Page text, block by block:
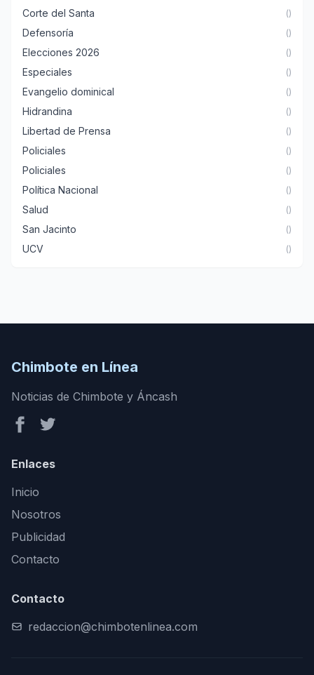
Corte del Santa ()
Defensoría ()
Elecciones 2026 ()
Especiales ()
Evangelio dominical ()
Hidrandina ()
Libertad de Prensa ()
Policiales ()
Policiales ()
Política Nacional ()
Salud ()
San Jacinto ()
UCV ()
Chimbote en Línea
Noticias de Chimbote y Áncash
Enlaces
Inicio
Nosotros
Publicidad
Contacto
Contacto
redaccion@chimbotenlinea.com